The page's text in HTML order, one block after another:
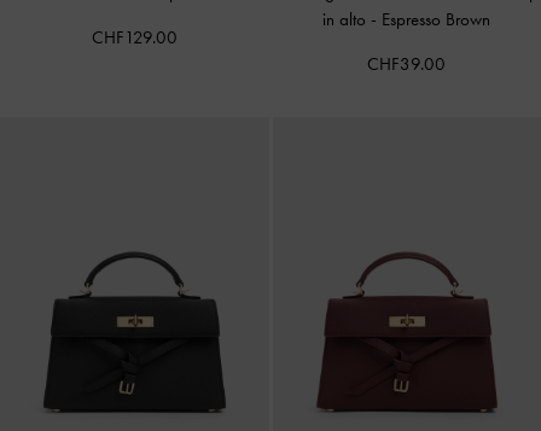
CHF129.00
in alto - Espresso Brown
CHF39.00